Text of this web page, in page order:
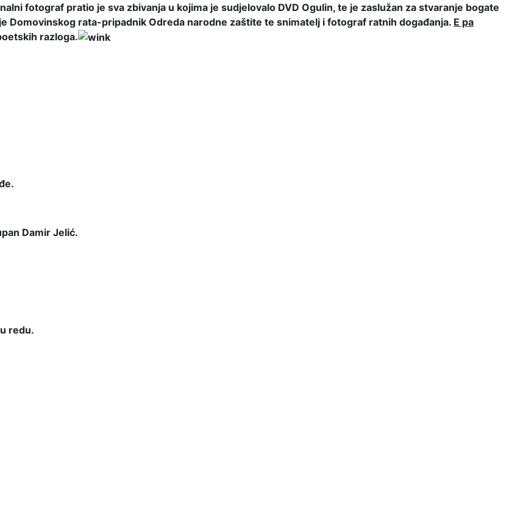
fotograf pratio je sva zbivanja u kojima je sudjelovalo DVD Ogulin, te je zaslužan za stvaranje bogate
Domovinskog rata-pripadnik Odreda narodne zaštite te snimatelj i fotograf ratnih događanja. E pa
razloga.
Damir Jelić.
redu.